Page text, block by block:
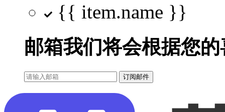
{{ item.name }}
邮箱我们将会根据您
订阅邮件